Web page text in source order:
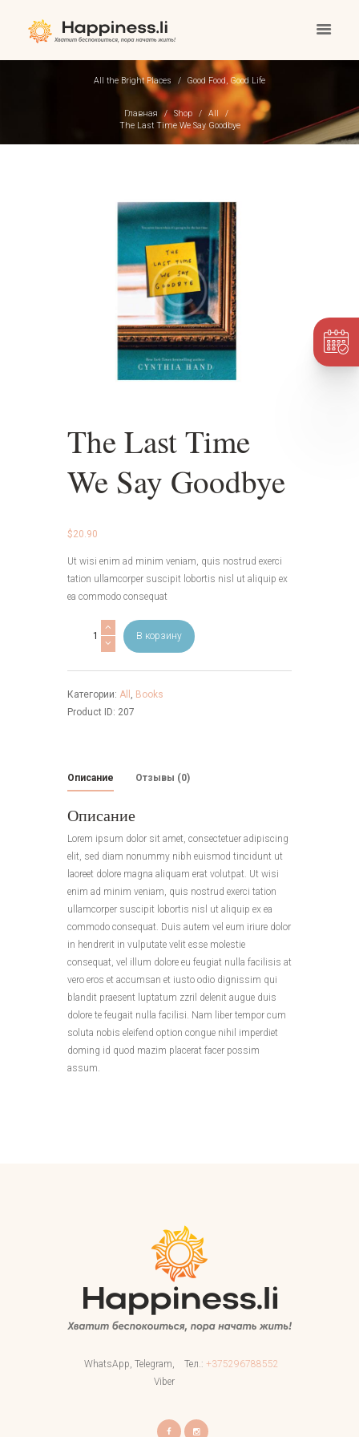
All the Bright Places Good Food, Good Life
Главная Shop
All
The Last Time We Say Goodbye
The Last Time
We Say Goodbye
$20.90
Ut wisi enim ad minim veniam, quis nostrud exerci
tation ullamcorper suscipit lobortis nisl ut aliquip ex
ea commodo consequat
Количество
Time
We
В корзину
Категории: All
Books
Product ID: 207
Описание Отзывы (0)
Описание
Lorem ipsum dolor sit amet, consectetuer adipiscing
elit, sed diam nonummy nibh euismod tincidunt ut
laoreet dolore magna aliquam erat volutpat. Ut wisi
enim ad minim veniam, quis nostrud exerci tation
ullamcorper suscipit lobortis nisl ut aliquip ex ea
commodo consequat. Duis autem vel eum iriure dolor
in hendrerit in vulputate velit esse molestie
consequat, vel illum dolore eu feugiat nulla facilisis at
vero eros et accumsan et iusto odio dignissim qui
blandit praesent luptatum zzril delenit augue duis
dolore te feugait nulla facilisi. Nam liber tempor cum
soluta nobis eleifend option congue nihil imperdiet
doming id quod mazim placerat facer possim
assum.
Тел.: +375296788552
WhatsApp, Telegram,
Viber